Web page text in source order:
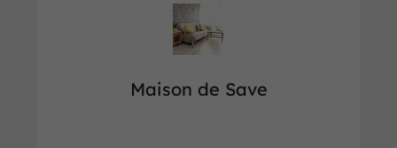
Maison de Save